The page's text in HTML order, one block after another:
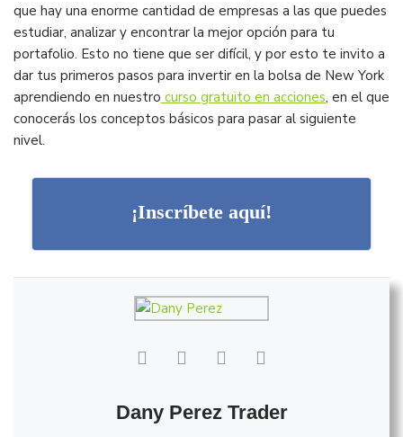
que hay una enorme cantidad de empresas a las que puedes
estudiar, analizar y encontrar la mejor opción para tu
portafolio. Esto no tiene que ser difícil, y por esto te invito a
dar tus primeros pasos para invertir en la bolsa de New York
aprendiendo en nuestro curso gratuito en acciones, en el que
conocerás los conceptos básicos para pasar al siguiente
nivel.
¡Inscríbete aquí!
Dany Perez Trader